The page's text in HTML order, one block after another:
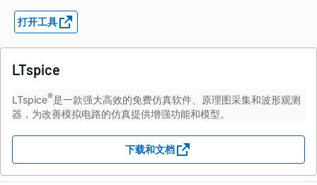
打开工具
LTspice
LTspice®是一款强大高效的免费仿真软件、原理图采集和波形观测
器，为改善模拟电路的仿真提供增强功能和模型。
下载和文档